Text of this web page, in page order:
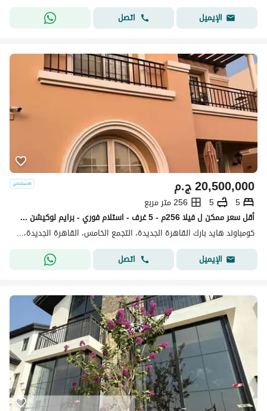
الإيميل
اتصل
ج.م20,500,000
5
5
256 متر مربع
أقل سعر ممكن ل فيلا 256م - 5 غرف - استلام فوري - برايم لوكيشن في هايد بارك التجميع الخامس - hyde park new cairo
كومباوند هايد بارك القاهرة الجديدة، التجمع الخامس، القاهرة الجديدة، القاهرة
الإيميل
اتصل